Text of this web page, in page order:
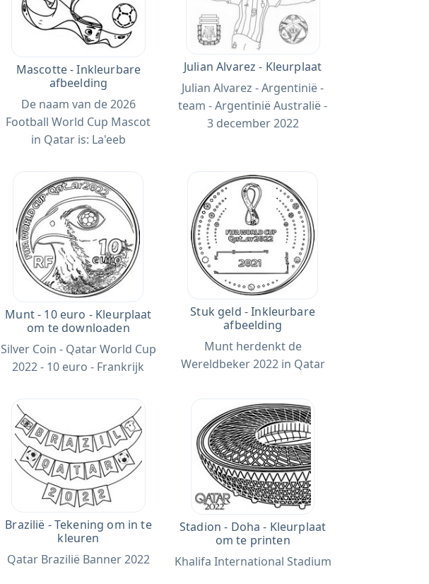
Mascotte - Inkleurbare
afbeelding
De naam van de 2026
Football World Cup Mascot
in Qatar is: La'eeb
Julian Alvarez - Kleurplaat
Julian Alvarez - Argentinië -
team - Argentinië Australië -
3 december 2022
Munt - 10 euro - Kleurplaat
om te downloaden
Silver Coin - Qatar World Cup
2022 - 10 euro - Frankrijk
Stuk geld - Inkleurbare
afbeelding
Munt herdenkt de
Wereldbeker 2022 in Qatar
Brazilië - Tekening om in te
kleuren
Qatar Brazilië Banner 2022
Stadion - Doha - Kleurplaat
om te printen
Khalifa International Stadium